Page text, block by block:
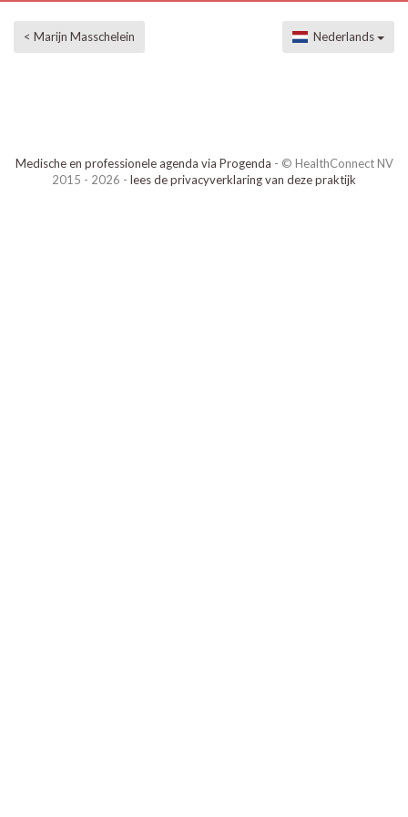
< Marijn Masschelein Nederlands
Medische en professionele agenda via Progenda - © HealthConnect NV
2015 - 2026 - lees de privacyverklaring van deze praktijk